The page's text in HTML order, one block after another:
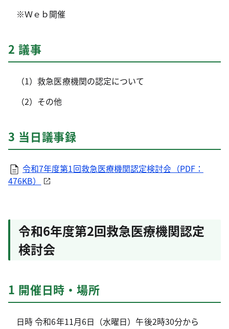
※Ｗｅｂ開催
2 議事
（1）救急医療機関の認定について
（2）その他
3 当日議事録
令和7年度第1回救急医療機関認定検討会（PDF：
476KB）
令和6年度第2回救急医療機関認定
検討会
1 開催日時・場所
日時 令和6年11月6日（水曜日）午後2時30分から